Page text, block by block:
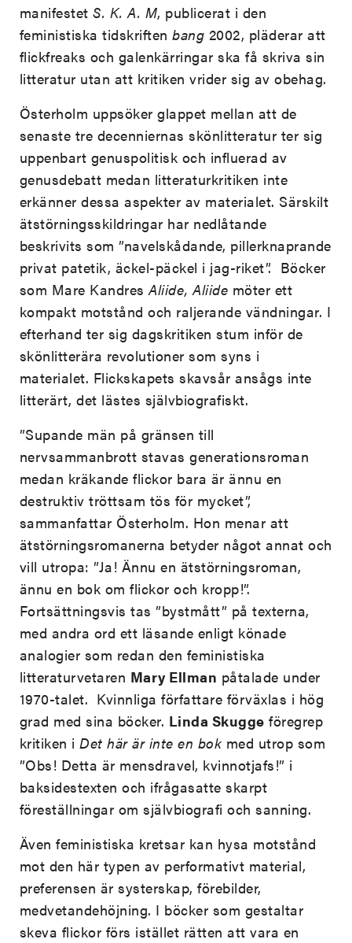
manifestetS. K. A. M, publicerat i den
feministiska tidskriftenbang 2002, pläderar att
flickfreaks och galenkärringar ska få skriva sin
litteratur utan att kritiken vrider sig av obehag.
Österholm uppsöker glappet mellan att de
senaste tre decenniernas skönlitteratur ter sig
uppenbart genuspolitisk och influerad av
genusdebatt medan litteraturkritiken inte
erkänner dessa aspekter av materialet. Särskilt
ätstörningsskildringar har nedlåtande
beskrivits som ”navelskådande, pillerknaprande
privat patetik, äckel-päckel i jag-riket”. Böcker
som Mare KandresAliide, Aliide möter ett
kompakt motstånd och raljerande vändningar. I
efterhand ter sig dagskritiken stum inför de
skönlitterära revolutioner som syns i
materialet. Flickskapets skavsår ansågs inte
litterärt, det lästes självbiografiskt.
”Supande män på gränsen till
nervsammanbrott stavas generationsroman
medan kräkande flickor bara är ännu en
destruktiv tröttsam tös för mycket”,
sammanfattar Österholm. Hon menar att
ätstörningsromanerna betyder något annat och
vill utropa: ”Ja! Ännu en ätstörningsroman,
ännu en bok om flickor och kropp!”.
Fortsättningsvis tas ”bystmått” på texterna,
med andra ord ett läsande enligt könade
analogier som redan den feministiska
litteraturvetaren Mary Ellman påtalade under
1970-talet. Kvinnliga författare förväxlas i hög
grad med sina böcker. Linda Skugge föregrep
kritiken iDet här är inte en bokmed utrop som
”Obs! Detta är mensdravel, kvinnotjafs!” i
baksidestexten och ifrågasatte skarpt
föreställningar om självbiografi och sanning.
Även feministiska kretsar kan hysa motstånd
mot den här typen av performativt material,
preferensen är systerskap, förebilder,
medvetandehöjning. I böcker som gestaltar
skeva flickor förs istället rätten att vara en